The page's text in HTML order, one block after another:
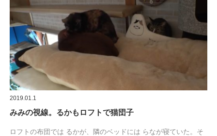
2019.01.1
みみの視線。るかもロフトで猫団子
ロフトの布団では るかが、隣のベッドには らなが寝ていた。そ